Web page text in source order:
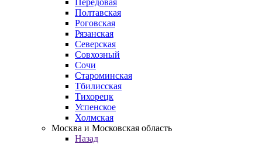
Передовая
Полтавская
Роговская
Рязанская
Северская
Совхозный
Сочи
Староминская
Тбилисская
Тихорецк
Успенское
Холмская
Москва и Московская область
Назад